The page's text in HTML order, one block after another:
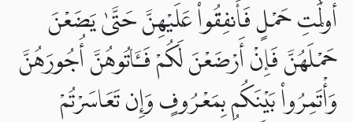
أُو۟لَٰتِ حَمْلٍ فَأَنفِقُوا۟ عَلَيْهِنَّ حَتَّىٰ يَضَعْنَ
حَمْلَهُنَّ فَإِنْ أَرْضَعْنَ لَكُمْ فَـَٔاتُوهُنَّ أُجُورَهُنَّ
وَأْتَمِرُوا۟ بَيْنَكُم بِمَعْرُوفٍ وَإِن تَعَاسَرْتُمْ